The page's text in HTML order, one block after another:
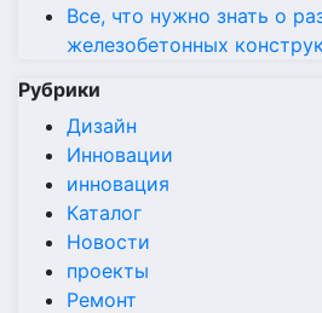
Все, что нужно знать о
железобетонных
Рубрики
Дизайн
Инновации
инновация
Каталог
Новости
проекты
Ремонт